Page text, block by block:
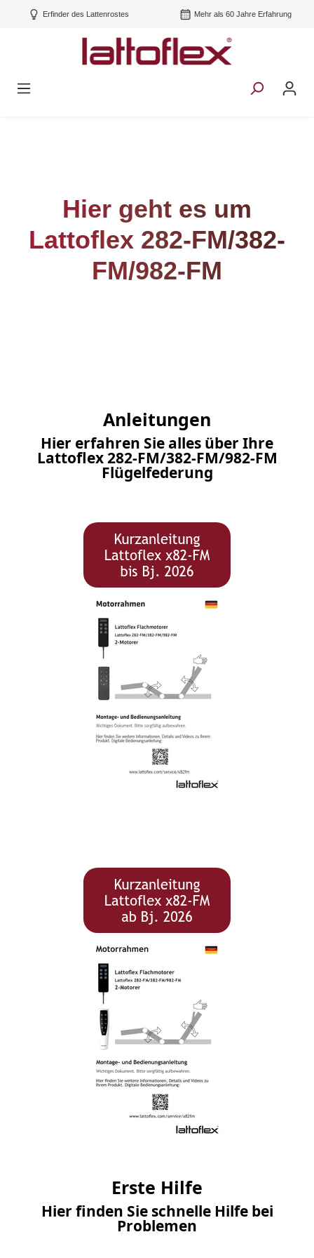
Erfinder des Lattenrostes Mehr als 60 Jahre Erfahrung
Hier geht es um
Lattoflex 282-FM/382-
FM/982-FM
Anleitungen
Hier erfahren Sie alles über Ihre
Lattoflex 282-FM/382-FM/982-FM
Flügelfederung
Erste Hilfe
Hier finden Sie schnelle Hilfe bei
Problemen